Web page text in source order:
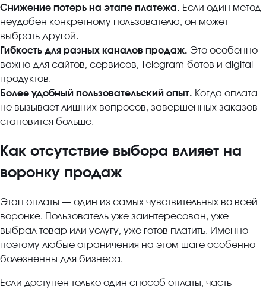
Снижение потерь на этапе платежа. Если один метод
неудобен конкретному пользователю, он может
выбрать другой.
Гибкость для разных каналов продаж. Это особенно
важно для сайтов, сервисов, Telegram-ботов и digital-
продуктов.
Более удобный пользовательский опыт. Когда оплата
не вызывает лишних вопросов, завершенных заказов
становится больше.
Как отсутствие выбора влияет на
воронку продаж
Этап оплаты — один из самых чувствительных во всей
воронке. Пользователь уже заинтересован, уже
выбрал товар или услугу, уже готов платить. Именно
поэтому любые ограничения на этом шаге особенно
болезненны для бизнеса.
Если доступен только один способ оплаты, часть